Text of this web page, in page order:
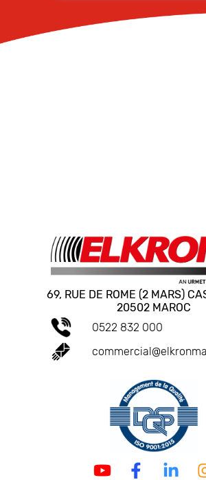
69, RUE DE ROME (2 MARS)
20502 MAROC
0522 832 000